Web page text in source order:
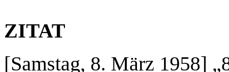
ZITAT
[Samstag, 8. März 1958]